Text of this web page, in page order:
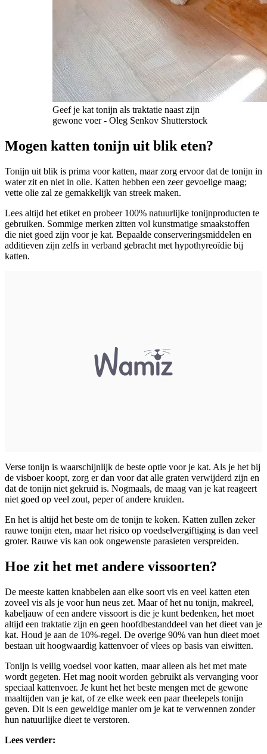
Geef je kat tonijn als traktatie naast zijn
gewone voer - Oleg Senkov Shutterstock
Mogen katten tonijn uit blik eten?
Tonijn uit blik is prima voor katten, maar zorg ervoor dat de tonijn in
water zit en niet in olie. Katten hebben een zeer gevoelige maag;
vette olie zal ze gemakkelijk van streek maken.
Lees altijd het etiket en probeer 100% natuurlijke tonijnproducten te
gebruiken. Sommige merken zitten vol kunstmatige smaakstoffen
die niet goed zijn voor je kat. Bepaalde conserveringsmiddelen en
additieven zijn zelfs in verband gebracht met hypothyreoïdie bij
katten.
Verse tonijn is waarschijnlijk de beste optie voor je kat. Als je het bij
de visboer koopt, zorg er dan voor dat alle graten verwijderd zijn en
dat de tonijn niet gekruid is. Nogmaals, de maag van je kat reageert
niet goed op veel zout, peper of andere kruiden.
En het is altijd het beste om de tonijn te koken. Katten zullen zeker
rauwe tonijn eten, maar het risico op voedselvergiftiging is dan veel
groter. Rauwe vis kan ook ongewenste parasieten verspreiden.
Hoe zit het met andere vissoorten?
De meeste katten knabbelen aan elke soort vis en veel katten eten
zoveel vis als je voor hun neus zet. Maar of het nu tonijn, makreel,
kabeljauw of een andere vissoort is die je kunt bedenken, het moet
altijd een traktatie zijn en geen hoofdbestanddeel van het dieet van je
kat. Houd je aan de 10%-regel. De overige 90% van hun dieet moet
bestaan uit hoogwaardig kattenvoer of vlees op basis van eiwitten.
Tonijn is veilig voedsel voor katten, maar alleen als het met mate
wordt gegeten. Het mag nooit worden gebruikt als vervanging voor
speciaal kattenvoer. Je kunt het het beste mengen met de gewone
maaltijden van je kat, of ze elke week een paar theelepels tonijn
geven. Dit is een geweldige manier om je kat te verwennen zonder
hun natuurlijke dieet te verstoren.
Lees verder: